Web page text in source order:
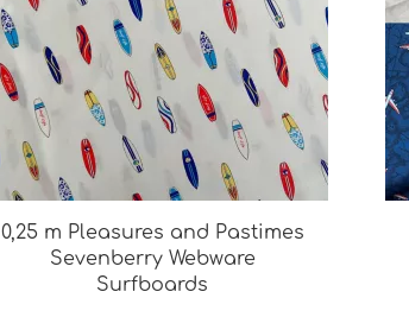
0,25 m Pleasures and Pastimes
Sevenberry Webware
Surfboards